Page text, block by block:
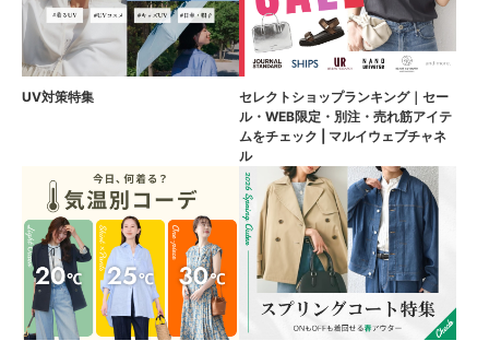
UV対策特集
セレクトショップランキング｜セー
ル・WEB限定・別注・売れ筋アイテ
ムをチェック | マルイウェブチャネ
ル